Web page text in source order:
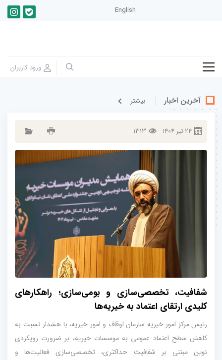
English
آخرین اخبار بيشتر
24تير 1404
1313
شفافیت، تخصصی‌سازی و بومی‌سازی؛ راهکارهای
کلیدی ارتقای اعتماد به خیریه‌ها
رئیس مرکز امور خیریه سازمان اوقاف و امور خیریه، با هشدار نسبت به
کاهش سطح اعتماد عمومی به موسسات خیریه، بر ضرورت رویکردی
نوین مبتنی بر شفافیت حداکثری، تخصصی‌سازی فعالیت‌ها و